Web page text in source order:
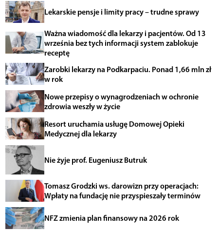
Lekarskie pensje i limity pracy – trudne sprawy
Ważna wiadomość dla lekarzy i pacjentów. Od 13
września bez tych informacji system zablokuje
receptę
Zarobki lekarzy na Podkarpaciu. Ponad 1,66 mln zł
w rok
Nowe przepisy o wynagrodzeniach w ochronie
zdrowia weszły w życie
Resort uruchamia usługę Domowej Opieki
Medycznej dla lekarzy
Nie żyje prof. Eugeniusz Butruk
Tomasz Grodzki ws. darowizn przy operacjach:
Wpłaty na fundację nie przyspieszały terminów
NFZ zmienia plan finansowy na 2026 rok